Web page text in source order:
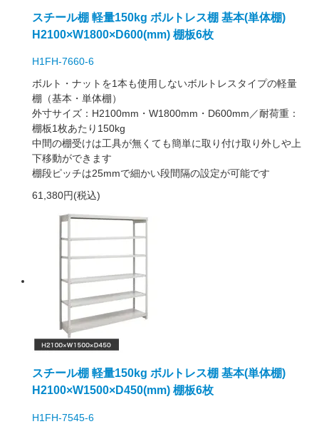
スチール棚 軽量150kg ボルトレス棚 基本(単体棚)
H2100×W1800×D600(mm) 棚板6枚
H1FH-7660-6
ボルト・ナットを1本も使用しないボルトレスタイプの軽量
棚（基本・単体棚）
外寸サイズ：H2100mm・W1800mm・D600mm／耐荷重：
棚板1枚あたり150kg
中間の棚受けは工具が無くても簡単に取り付け取り外しや上
下移動ができます
棚段ピッチは25mmで細かい段間隔の設定が可能です
61,380円(税込)
スチール棚 軽量150kg ボルトレス棚 基本(単体棚)
H2100×W1500×D450(mm) 棚板6枚
H1FH-7545-6